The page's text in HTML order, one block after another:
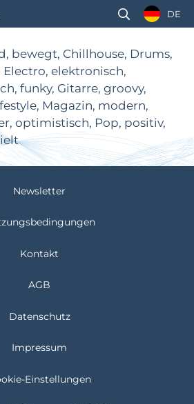
DE
bewegt, Chillhouse, Drums,
Electro, elektronisch,
funky, Gitarre, groovy,
Magazin, modern,
optimistisch, Pop, positiv,
Newsletter
Kontakt
AGB
Datenschutz
Impressum
Einstellungen